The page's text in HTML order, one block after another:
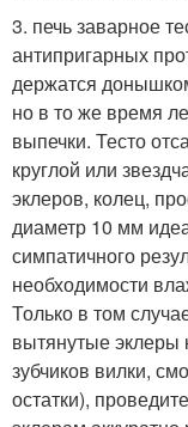
3. печь заварное
антипригарных
держатся
но в то же время
выпечки. Тесто
круглой или
эклеров, колец,
диаметр 10 мм
симпатичного
необходимости
Только в том
вытянутые эклеры
зубчиков вилки,
остатки),